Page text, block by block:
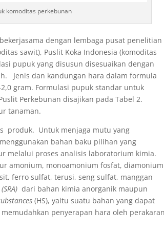
komoditas perkebunan
dengan lembaga pusat penelitian
sawit), Puslit Koka Indonesia (komoditas
pupuk yang disusun disesuaikan dengan
Jenis dan kandungan hara dalam formula
gram. Formulasi pupuk standar untuk
Perkebunan disajikan pada Tabel 2.
tanaman.
produk. Untuk menjaga mutu yang
bahan baku pilihan yang
melalui proses analisis laboratorium kimia.
amonium, monoamonium fosfat, diamonium
ferro sulfat, terusi, seng sulfat, manggan
dari bahan kimia anorganik maupun
(HS), yaitu suatu bahan yang dapat
penyerapan hara oleh perakaran